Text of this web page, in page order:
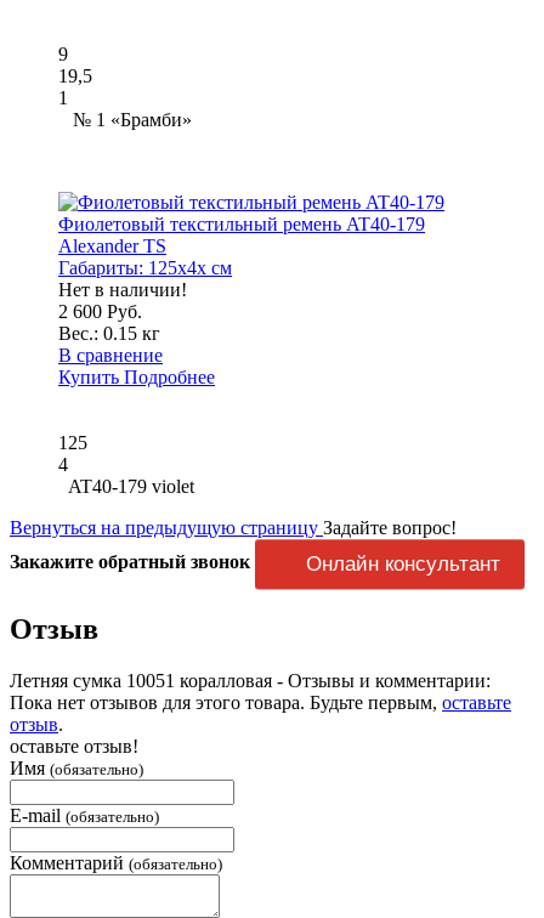
9
19,5
1
№ 1 «Брамби»
Фиолетовый текстильный ремень AT40-179
Alexander TS
Габариты: 125x4x см
Нет в наличии!
2 600 Руб.
Вес.: 0.15 кг
В сравнение
Купить Подробнее
125
4
AT40-179 violet
Вернуться на предыдущую страницу Задайте вопрос!
Закажите обратный звонок
Онлайн консультант
Отзыв
Летняя сумка 10051 коралловая - Отзывы и комментарии:
Пока нет отзывов для этого товара. Будьте первым, оставьте
отзыв.
оставьте отзыв!
Имя (обязательно)
E-mail (обязательно)
Комментарий (обязательно)